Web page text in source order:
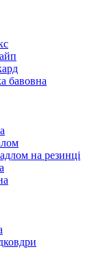
бавовна
на резинці